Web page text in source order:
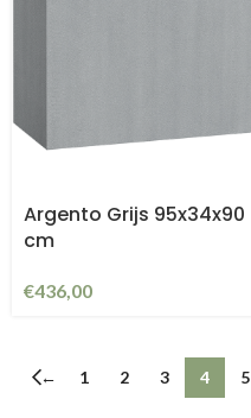
Argento Grijs 95x34x90
cm
€436,00
← 1 2 3 4 5